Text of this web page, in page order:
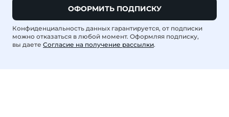
ОФОРМИТЬ ПОДПИСКУ
Конфиденциальность данных гарантируется, от подписки
можно отказаться в любой момент. Оформляя подписку,
вы даете Согласие на получение рассылки.